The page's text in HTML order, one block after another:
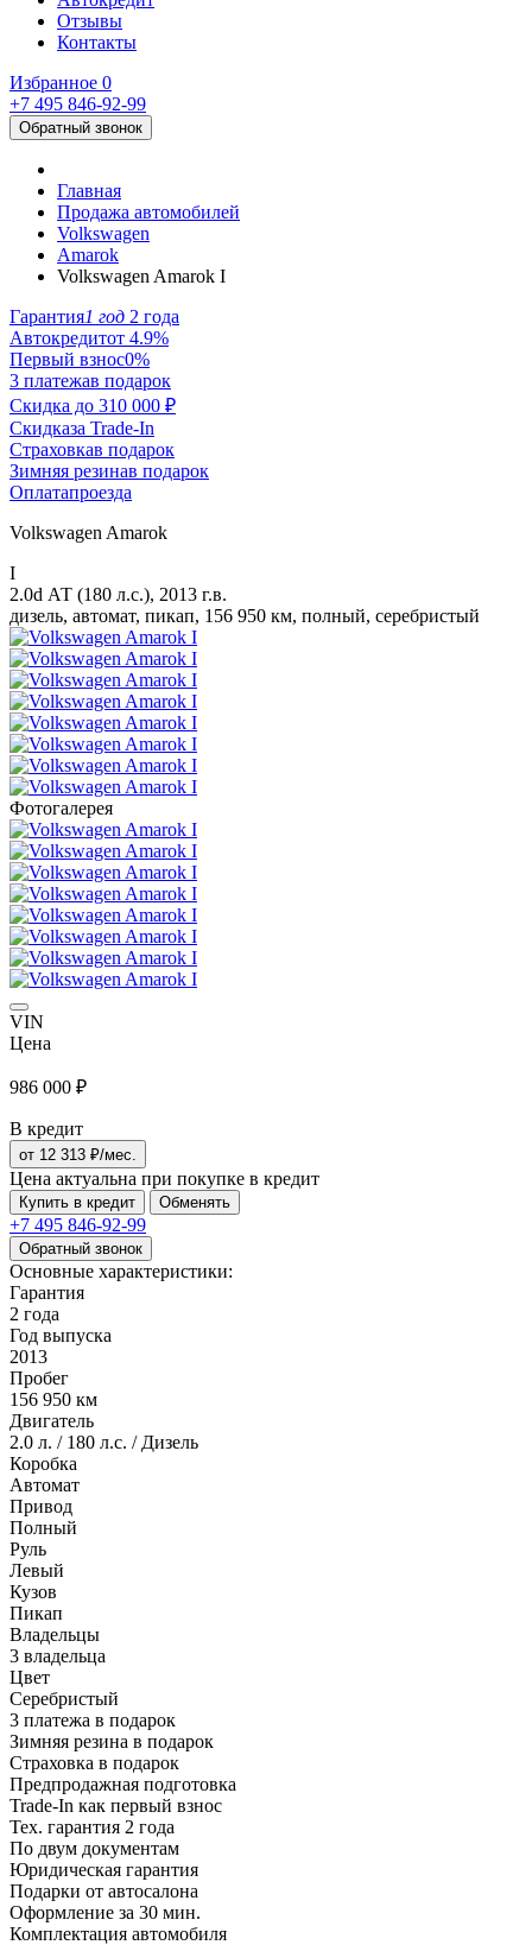
Отзывы
Контакты
Избранное 0
+7 495 846-92-99
Обратный звонок
Главная
Продажа автомобилей
Volkswagen
Amarok
Volkswagen Amarok I
Гарантия1 год 2 года
Автокредитот 4.9%
Первый взнос0%
3 платежав подарок
Скидка до 310 000 ₽
Скидказа Trade-In
Страховкав подарок
Зимняя резинав подарок
Оплатапроезда
Volkswagen Amarok
I
2.0d АТ (180 л.с.), 2013 г.в.
дизель, автомат, пикап, 156 950 км, полный, серебристый
Фотогалерея
VIN
Цена
986 000 ₽
В кредит
от 12 313 ₽/мес.
Цена актуальна при покупке в кредит
Купить в кредит Обменять
+7 495 846-92-99
Обратный звонок
Основные характеристики:
Гарантия
2 года
Год выпуска
2013
Пробег
156 950 км
Двигатель
2.0 л. / 180 л.с. / Дизель
Коробка
Автомат
Привод
Полный
Руль
Левый
Кузов
Пикап
Владельцы
3 владельца
Цвет
Серебристый
3 платежа в подарок
Зимняя резина в подарок
Страховка в подарок
Предпродажная подготовка
Trade-In как первый взнос
Тех. гарантия 2 года
По двум документам
Юридическая гарантия
Подарки от автосалона
Оформление за 30 мин.
Комплектация автомобиля